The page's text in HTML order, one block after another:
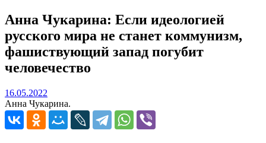
Анна Чукарина: Если идеологией
русского мира не станет коммунизм,
фашиствующий запад погубит
человечество
16.05.2022
Анна Чукарина.